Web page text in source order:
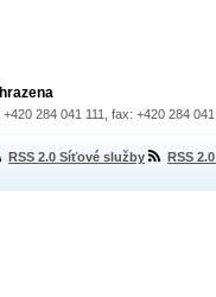
284 041 111, fax: +420 284
RSS 2.0 Síťové služby RSS